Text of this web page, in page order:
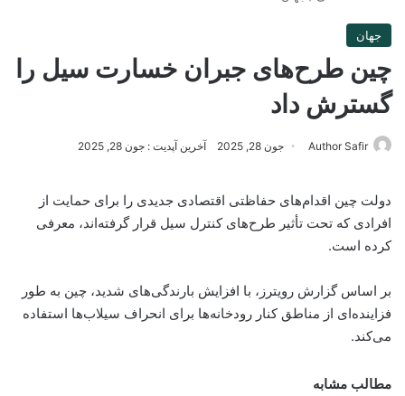
جهان
چین طرح‌های جبران خسارت سیل را
گسترش داد
Author Safir جون 28, 2025 آخرین آپدیت : جون 28, 2025
دولت چین اقدام‌های حفاظتی اقتصادی جدیدی را برای حمایت از
افرادی که تحت تأثیر طرح‌های کنترل سیل قرار گرفته‌اند، معرفی
کرده است.
بر اساس گزارش رویترز، با افزایش بارندگی‌های شدید، چین به طور
فزاینده‌ای از مناطق کنار رودخانه‌ها برای انحراف سیلاب‌ها استفاده
می‌کند.
مطالب مشابه